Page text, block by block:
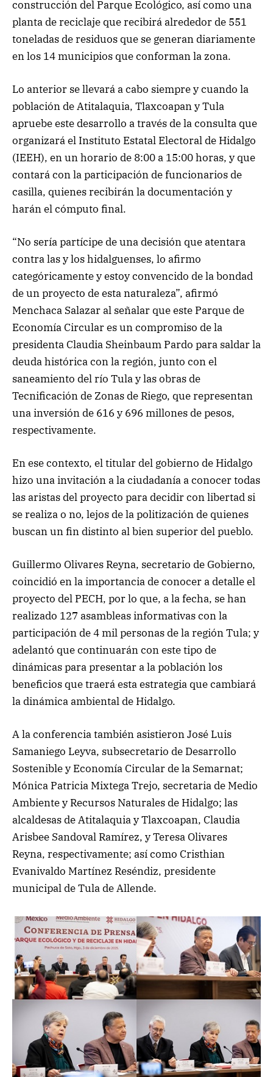
construcción del Parque Ecológico, así como una
planta de reciclaje que recibirá alrededor de 551
toneladas de residuos que se generan diariamente
en los 14 municipios que conforman la zona.
Lo anterior se llevará a cabo siempre y cuando la
población de Atitalaquia, Tlaxcoapan y Tula
apruebe este desarrollo a través de la consulta que
organizará el Instituto Estatal Electoral de Hidalgo
(IEEH), en un horario de 8:00 a 15:00 horas, y que
contará con la participación de funcionarios de
casilla, quienes recibirán la documentación y
harán el cómputo final.
“No sería partícipe de una decisión que atentara
contra las y los hidalguenses, lo afirmo
categóricamente y estoy convencido de la bondad
de un proyecto de esta naturaleza”, afirmó
Menchaca Salazar al señalar que este Parque de
Economía Circular es un compromiso de la
presidenta Claudia Sheinbaum Pardo para saldar la
deuda histórica con la región, junto con el
saneamiento del río Tula y las obras de
Tecnificación de Zonas de Riego, que representan
una inversión de 616 y 696 millones de pesos,
respectivamente.
En ese contexto, el titular del gobierno de Hidalgo
hizo una invitación a la ciudadanía a conocer todas
las aristas del proyecto para decidir con libertad si
se realiza o no, lejos de la politización de quienes
buscan un fin distinto al bien superior del pueblo.
Guillermo Olivares Reyna, secretario de Gobierno,
coincidió en la importancia de conocer a detalle el
proyecto del PECH, por lo que, a la fecha, se han
realizado 127 asambleas informativas con la
participación de 4 mil personas de la región Tula; y
adelantó que continuarán con este tipo de
dinámicas para presentar a la población los
beneficios que traerá esta estrategia que cambiará
la dinámica ambiental de Hidalgo.
A la conferencia también asistieron José Luis
Samaniego Leyva, subsecretario de Desarrollo
Sostenible y Economía Circular de la Semarnat;
Mónica Patricia Mixtega Trejo, secretaria de Medio
Ambiente y Recursos Naturales de Hidalgo; las
alcaldesas de Atitalaquia y Tlaxcoapan, Claudia
Arisbee Sandoval Ramírez, y Teresa Olivares
Reyna, respectivamente; así como Cristhian
Evanivaldo Martínez Reséndiz, presidente
municipal de Tula de Allende.